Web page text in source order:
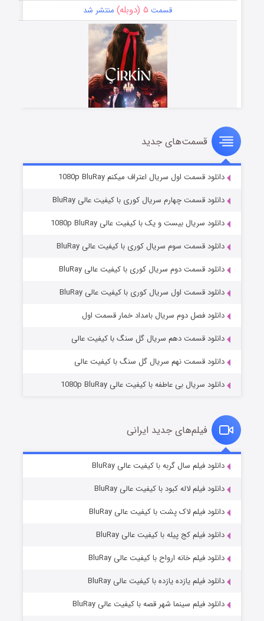
قسمت ۵ (دوبله) منتشر شد
سریال زشت
قسمت۲ (زیرنویس) منتشر شد
مردگان متحرک: شهر مرده ۳
قسمت۲ (زیرنویس) منتشر شد
قسمت۷ (زیرنویس) منتشر شد
قسمت‌های جدید
دانلود قسمت اول سریال اعتراف میکنم 1080p BluRay
دانلود قسمت چهارم سریال کوری با کیفیت عالی BluRay
دانلود سریال بیست و یک با کیفیت عالی 1080p BluRay
دانلود قسمت سوم سریال کوری با کیفیت عالی BluRay
دانلود قسمت دوم سریال کوری با کیفیت عالی BluRay
دانلود قسمت اول سریال کوری با کیفیت عالی BluRay
دانلود فصل دوم سریال بامداد خمار قسمت اول
دانلود قسمت دهم سریال گل سنگ با کیفیت عالی
دانلود قسمت نهم سریال گل سنگ با کیفیت عالی
دانلود سریال بی عاطفه با کیفیت عالی 1080p BluRay
فیلم‌های جدید ایرانی
دانلود فیلم سال گربه با کیفیت عالی BluRay
دانلود فیلم لاله کبود با کیفیت عالی BluRay
دانلود فیلم لاک پشت با کیفیت عالی BluRay
دانلود فیلم کج‌ پیله با کیفیت عالی BluRay
دانلود فیلم خانه ارواح با کیفیت عالی BluRay
دانلود فیلم یازده یازده با کیفیت عالی BluRay
دانلود فیلم سینما شهر قصه با کیفیت عالی BluRay